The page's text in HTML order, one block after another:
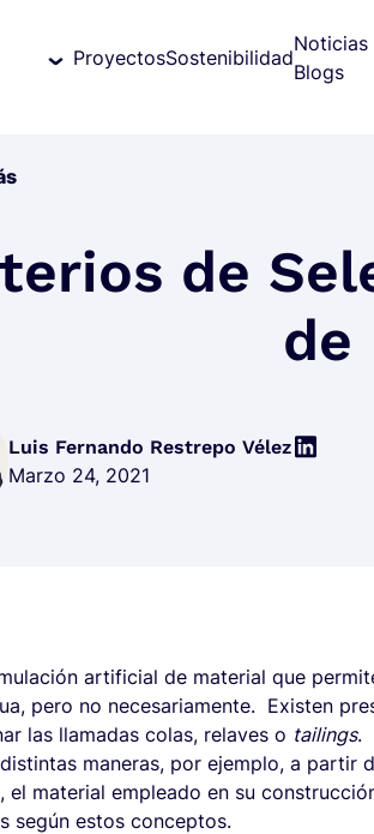
ProyectosSostenibilidad
Noticias
Blogs
de
de
Luis Fernando Restrepo Vélez
Marzo 24, 2021
artificial de material que
pero no necesariamente. Existen
las llamadas colas, relaves o tailings.
maneras, por ejemplo, a partir
el material empleado en su
según estos conceptos.